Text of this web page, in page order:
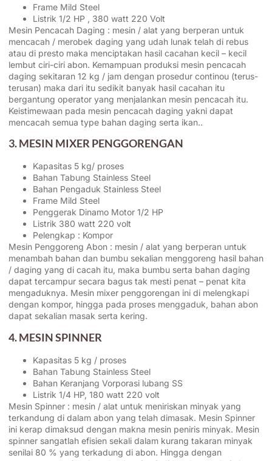
Frame Mild Steel
Listrik 1/2 HP , 380 watt 220 Volt
Mesin Pencacah Daging : mesin / alat yang berperan untuk
mencacah / merobek daging yang udah lunak telah di rebus
atau di presto maka menciptakan hasil cacahan kecil – kecil
lembut ciri-ciri abon. Kemampuan produksi mesin pencacah
daging sekitaran 12 kg / jam dengan prosedur continou (terus-
terusan) maka dari itu sedikit banyak hasil cacahan itu
bergantung operator yang menjalankan mesin pencacah itu.
Keistimewaan pada mesin pencacah daging yakni dapat
mencacah semua type bahan daging serta ikan..
3. MESIN MIXER PENGGORENGAN
Kapasitas 5 kg/ proses
Bahan Tabung Stainless Steel
Bahan Pengaduk Stainless Steel
Frame Mild Steel
Penggerak Dinamo Motor 1/2 HP
Listrik 380 watt 220 volt
Pelengkap : Kompor
Mesin Penggoreng Abon : mesin / alat yang berperan untuk
menambah bahan dan bumbu sekalian menggoreng hasil bahan
/ daging yang di cacah itu, maka bumbu serta bahan daging
dapat tercampur secara bagus tak mesti penat – penat kita
mengaduknya. Mesin mixer penggorengan ini di melengkapi
dengan kompor, hingga pada proses menggaduk, bahan abon
dapat sekalian masak serta kering.
4. MESIN SPINNER
Kapasitas 5 kg / proses
Bahan Tabung Stainless Steel
Bahan Keranjang Vorporasi lubang SS
Listrik 1/4 HP, 180 watt 220 volt
Mesin Spinner : mesin / alat untuk meniriskan minyak yang
terkandung di dalam abon yang telah dimasak. Mesin Spinner
ini kerap dimaksud dengan makna mesin peniris minyak. Mesin
spinner sangatlah efisien sekali dalam kurang takaran minyak
senilai 80 % yang terkadung di abon. Hingga dengan